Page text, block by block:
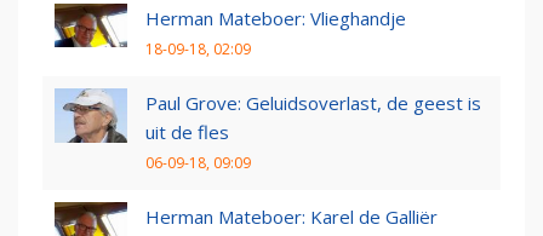
Herman Mateboer: Vlieghandje
18-09-18, 02:09
Paul Grove: Geluidsoverlast, de geest is
uit de fles
06-09-18, 09:09
Herman Mateboer: Karel de Galliër